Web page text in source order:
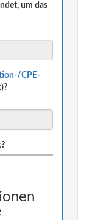
um das
CPE-